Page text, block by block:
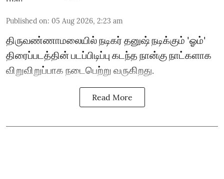
Published on: 05 Aug 2026, 2:23 am
திருவண்ணாமலையில் நடிகர் தனுஷ் நடிக்கும் 'ஓம்'
திரைப்படத்தின் படப்பிடிப்பு கடந்த நான்கு நாட்களாக
விறுவிறுப்பாக நடைபெற்று வருகிறது.
Read More